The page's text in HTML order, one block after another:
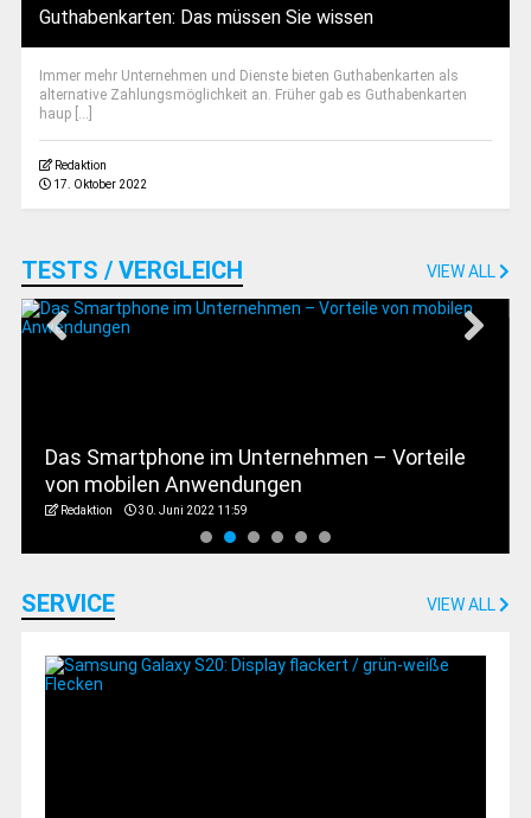
Guthabenkarten: Das müssen Sie wissen
Immer mehr Unternehmen und Dienste bieten Guthabenkarten als
alternative Zahlungsmöglichkeit an. Früher gab es Guthabenkarten
haup [...]
Redaktion
17. Oktober 2022
TESTS / VERGLEICH VIEW ALL
Das Smartphone im Unternehmen – Vorteile
von mobilen Anwendungen
Redaktion 30. Juni 2022 11:59
SERVICE VIEW ALL